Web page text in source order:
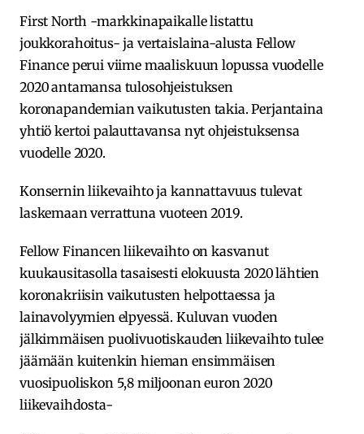
First North -markkinapaikalle listattu
joukkorahoitus- ja vertaislaina-alusta Fellow
Finance perui viime maaliskuun lopussa vuodelle
2020 antamansa tulosohjeistuksen
koronapandemian vaikutusten takia. Perjantaina
yhtiö kertoi palauttavansa nyt ohjeistuksensa
vuodelle 2020.
Konsernin liikevaihto ja kannattavuus tulevat
laskemaan verrattuna vuoteen 2019.
Fellow Financen liikevaihto on kasvanut
kuukausitasolla tasaisesti elokuusta 2020 lähtien
koronakriisin vaikutusten helpottaessa ja
lainavolyymien elpyessä. Kuluvan vuoden
jälkimmäisen puolivuotiskauden liikevaihto tulee
jäämään kuitenkin hieman ensimmäisen
vuosipuoliskon 5,8 miljoonan euron 2020
liikevaihdosta-